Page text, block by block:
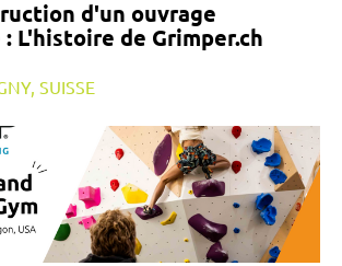
d'un ouvrage
L'histoire de Grimper.ch
SUISSE